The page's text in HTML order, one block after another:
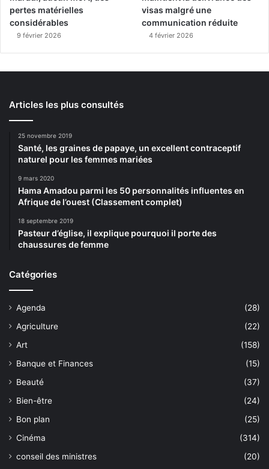
pertes matérielles
considérables
9 février 2026
visas malgré une
communication réduite
4 février 2026
Articles les plus consultés
25 novembre 2019
Santé, les graines de papaye, un excellent contraceptif
naturel pour les femmes mariées
9 mars 2020
Hama Amadou parmi les 50 personnalités influentes en
Afrique de l’ouest (Classement complet)
18 septembre 2019
Pasteur d’église, il explique pourquoi il porte des
chaussures de femme
Catégories
Agenda
(28)
Agriculture
(22)
Art
(158)
Banque et Finances
(15)
Beauté
(37)
Bien-être
(24)
Bon plan
(25)
Cinéma
(314)
conseil des ministres
(20)